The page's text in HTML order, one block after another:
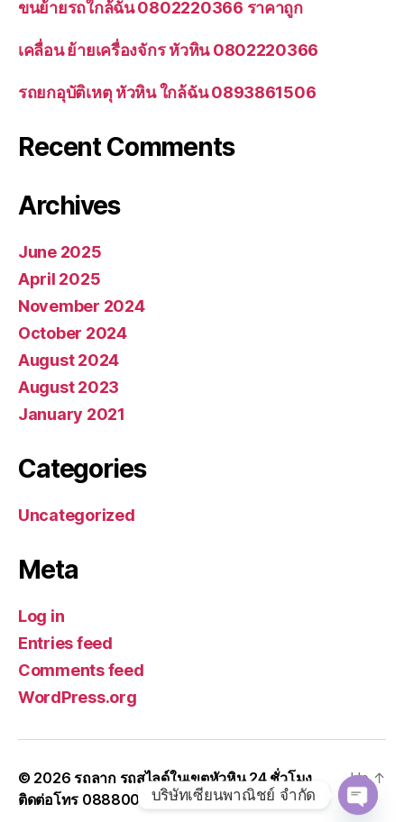
ขนย้ายรถใกล้ฉัน 0802220366 ราคาถูก
เคลื่อน ย้ายเครื่องจักร หัวหิน 0802220366
รถยกอุบัติเหตุ หัวหิน ใกล้ฉัน 0893861506
Recent Comments
Archives
June 2025
April 2025
November 2024
October 2024
August 2024
August 2023
January 2021
Categories
Uncategorized
Meta
Log in
Entries feed
Comments feed
WordPress.org
© 2026รถลาก รถสไลด์ในเขตหัวหิน 24 ชั่วโมง
ติดต่อโทร 0888000456
Up↑
บริษัทเซียนพาณิชย์ จำกัด